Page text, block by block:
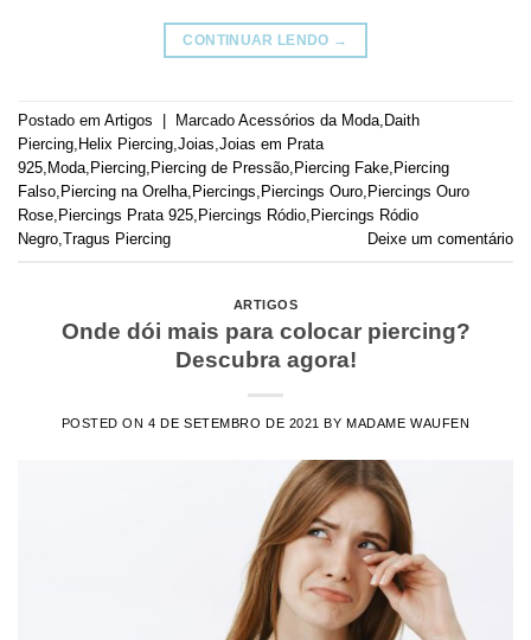
CONTINUAR LENDO →
Postado em Artigos Marcado Acessórios da Moda Daith
Piercing Helix Piercing Joias Joias em Prata
925 Moda Piercing Piercing de Pressão Piercing Fake Piercing
Falso Piercing na Orelha Piercings Piercings Ouro Piercings Ouro
Rose Piercings Prata 925 Piercings Ródio Piercings Ródio
Negro Tragus Piercing Deixe um comentário
ARTIGOS
Onde dói mais para colocar piercing?
Descubra agora!
POSTED ON4 DE SETEMBRO DE 2021 BY MADAME WAUFEN